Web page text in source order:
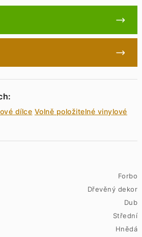
dílce Volně položitelné vinylové
Forbo
Dřevěný dekor
Dub
Střední
Hnědá